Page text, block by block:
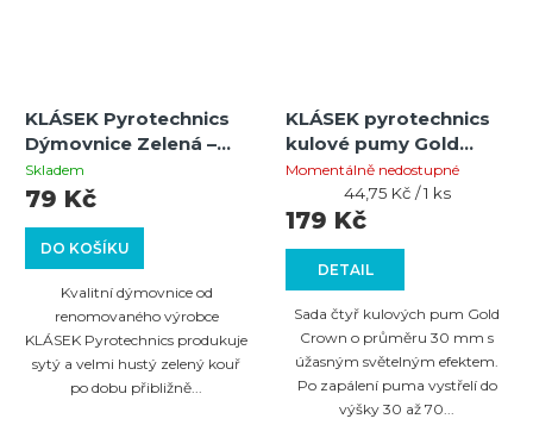
KLÁSEK Pyrotechnics
Dýmovnice Zelená –
hustý kouř 40 s
(kategorie P1)
Skladem
DO KOŠÍKU
79 Kč
Kvalitní dýmovnice od
renomovaného výrobce
KLÁSEK Pyrotechnics produkuje
sytý a velmi hustý zelený kouř
po dobu přibližně...
KLÁSEK pyrotechnics
kulové pumy Gold
Crown 30mm 4ks
Momentálně nedostupné
DETAIL
179 Kč
Měrná
cena:
44,75 Kč / 1 ks
Sada čtyř kulových pum Gold
Crown o průměru 30 mm s
úžasným světelným efektem.
Po zapálení puma vystřelí do
výšky 30 až 70...